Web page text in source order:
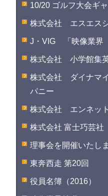
10/20 ゴルフ大会ギ
株式会社 エスエス
J・VIG 「映像業界
株式会社 小学館集
株式会社 ダイナマ
パニー
株式会社 エンネッ
株式会社 富士巧芸社
理事会を開催いたし
東奔西走 第20回
役員名簿（2016）